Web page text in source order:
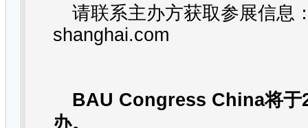
请联系主办方获取参展信息
shanghai.com
BAU Congress China将于
办。